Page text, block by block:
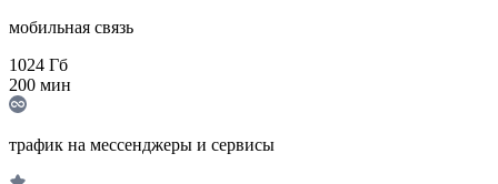
мобильная связь
1024 Гб
200 мин
трафик на мессенджеры и сервисы